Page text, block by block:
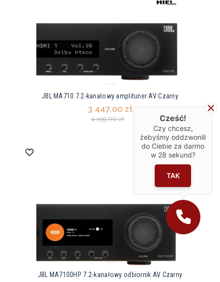
JBL MA710 7.2-kanałowy amplituner AV Czarny
3 447,00 zł
4 199,00 zł
JBL MA7100HP 7.2-kanałowy odbiornik AV Czarny
Cześć!
Czy chcesz,
żebyśmy oddzwonili
do Ciebie za darmo
w 28 sekund?
TAK